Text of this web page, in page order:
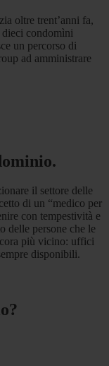
oltre trent’anni fa,
dieci condomìni
un percorso di
ad amministrare
il settore delle
di un “medico per
con tempestività e
delle persone che le
più vicino: uffici
disponibili.